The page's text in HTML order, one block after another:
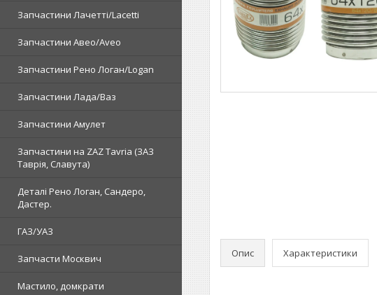
Запчастини Лачетті/Lacetti
Запчастини Авео/Aveo
Запчастини Рено Логан/Logan
Запчастини Лада/Ваз
Запчастини Амулет
Запчастини на ZAZ Tavria (ЗАЗ
Таврія, Славута)
Деталі Рено Логан, Сандеро,
Дастер.
ГАЗ/УАЗ
Запчасти Москвич
Мастило, домкрати
Опис Характеристики